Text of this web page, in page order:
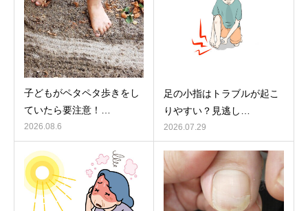
子どもがペタペタ歩きをし
ていたら要注意！…
2026.08.6
足の小指はトラブルが起こ
りやすい？見逃し…
2026.07.29